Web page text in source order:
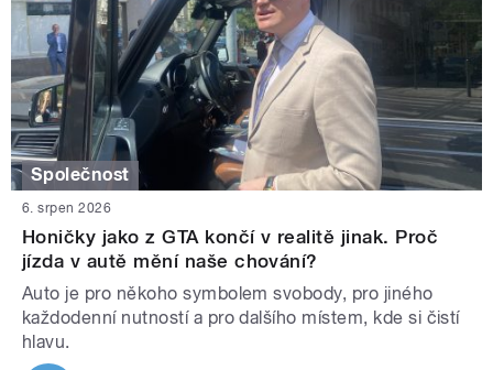
Společnost
6. srpen 2026
Honičky jako z GTA končí v realitě jinak. Proč
jízda v autě mění naše chování?
Auto je pro někoho symbolem svobody, pro jiného
každodenní nutností a pro dalšího místem, kde si čistí
hlavu.